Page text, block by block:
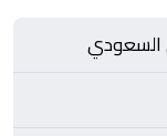
السعودي